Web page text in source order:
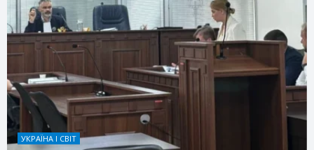
УКРАЇНА І СВІТ